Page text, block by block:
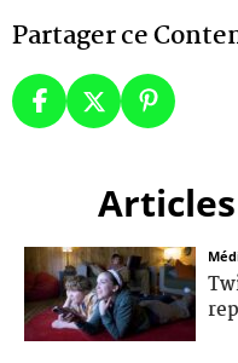
Partager ce
Articles